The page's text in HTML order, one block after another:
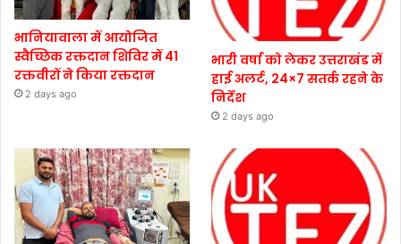
भानियावाला में आयोजित
स्वैच्छिक रक्तदान शिविर में 41
रक्तवीरों ने किया रक्तदान
2 days ago
भारी वर्षा को लेकर उत्तराखंड में
हाई अलर्ट, 24×7 सतर्क रहने के
निर्देश
2 days ago